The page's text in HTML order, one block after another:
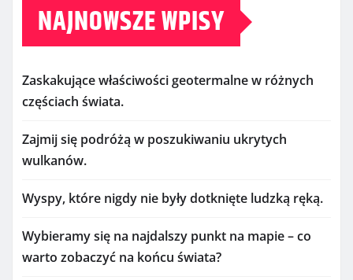
NAJNOWSZE WPISY
Zaskakujące właściwości geotermalne w różnych
częściach świata.
Zajmij się podróżą w poszukiwaniu ukrytych
wulkanów.
Wyspy, które nigdy nie były dotknięte ludzką ręką.
Wybieramy się na najdalszy punkt na mapie – co
warto zobaczyć na końcu świata?